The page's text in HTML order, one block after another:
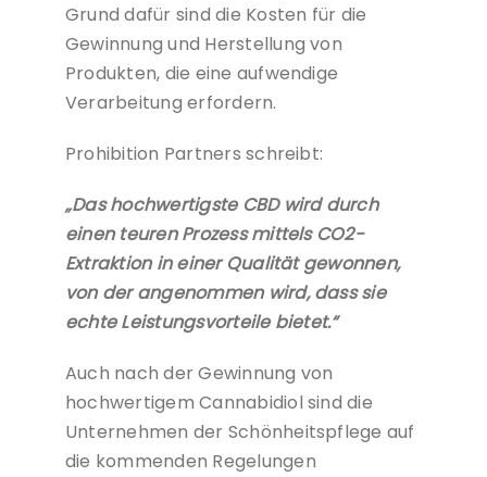
Grund dafür sind die Kosten für die
Gewinnung und Herstellung von
Produkten, die eine aufwendige
Verarbeitung erfordern.
Prohibition Partners schreibt:
„Das hochwertigste CBD wird durch
einen teuren Prozess mittels CO2-
Extraktion in einer Qualität gewonnen,
von der angenommen wird, dass sie
echte Leistungsvorteile bietet.“
Auch nach der Gewinnung von
hochwertigem Cannabidiol sind die
Unternehmen der Schönheitspflege auf
die kommenden Regelungen